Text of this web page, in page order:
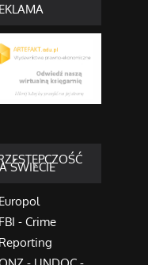
ŚWIECIE
Europol
FBI - Crime
Reporting